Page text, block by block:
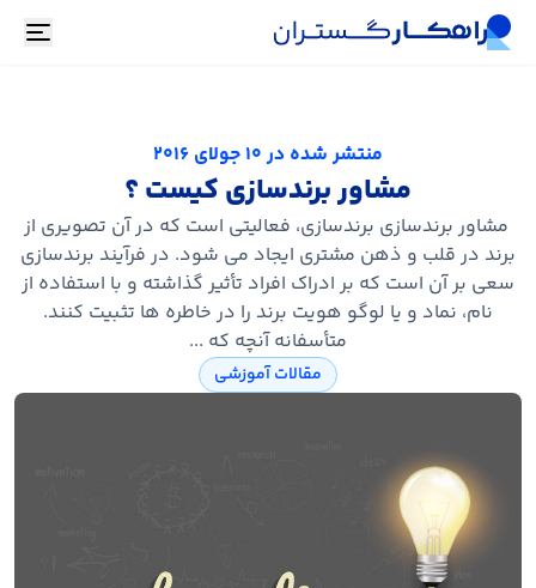
منتشر شده در10 جولای 2016
مشاور برندسازی کیست ؟
مشاور برندسازی برندسازی، فعالیتی است که در آن تصویری از
برند در قلب و ذهن مشتری ایجاد می شود. در فرآیند برندسازی
سعی بر آن است که بر ادراک افراد تأثیر گذاشته و با استفاده از
نام، نماد و یا لوگو هویت برند را در خاطره ها تثبیت کنند.
متأسفانه آنچه که ...
مقالات آموزشی